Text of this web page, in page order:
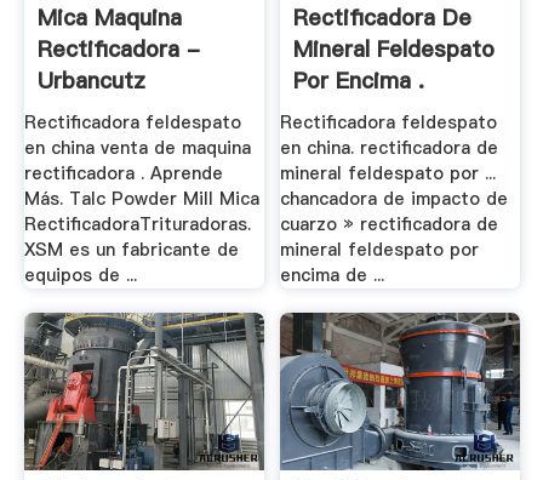
Mica Maquina
Rectificadora -
Urbancutz
Rectificadora feldespato
en china venta de maquina
rectificadora . Aprende
Más. Talc Powder Mill Mica
RectificadoraTrituradoras.
XSM es un fabricante de
equipos de ...
Rectificadora De
Mineral Feldespato
Por Encima .
Rectificadora feldespato
en china. rectificadora de
mineral feldespato por ...
chancadora de impacto de
cuarzo » rectificadora de
mineral feldespato por
encima de ...